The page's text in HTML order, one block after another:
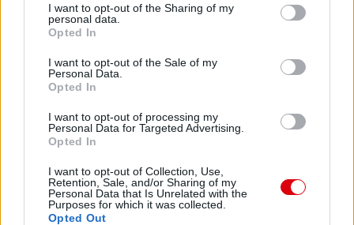
not limited to your visit or usage behaviour. You may click to
grant or deny consent to Google and its third-party tags to
use your data for below specified purposes in below Google
consent section.
I want to opt-out of the Sharing of my
personal data.
Opted In
I want to opt-out of the Sale of my
Personal Data.
Opted In
I want to opt-out of processing my
Personal Data for Targeted Advertising.
Opted In
I want to opt-out of Collection, Use,
Retention, Sale, and/or Sharing of my
Personal Data that Is Unrelated with the
Purposes for which it was collected.
Opted Out
Meccs Center
Paris Saint-Germain
Manchester United
Felkészülési szezon 4. mérkőzés
2026-08-08 17:00
2 nap 3 óra 59 perc 18 másodperc